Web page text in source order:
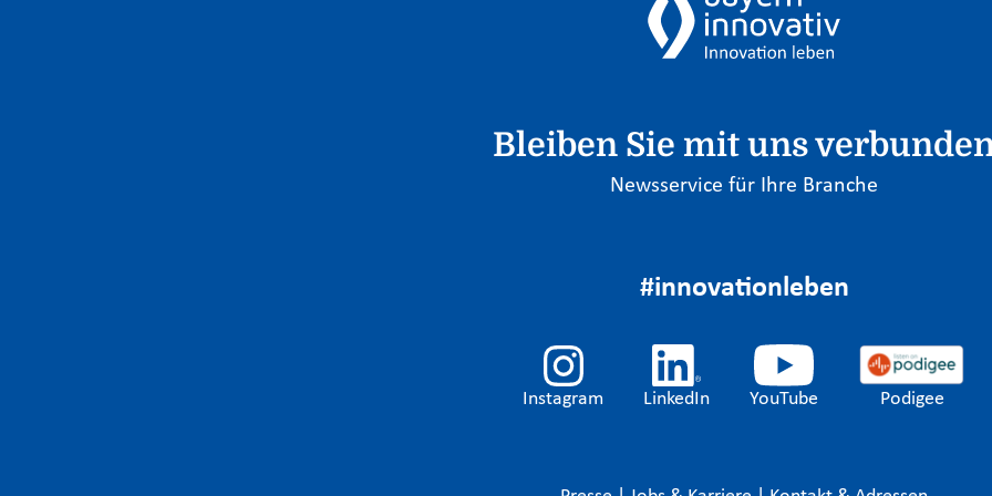
Bleiben Sie mit uns
Newsservice für Ihre Branche
#innovationleben
Instagram LinkedIn YouTube Podigee